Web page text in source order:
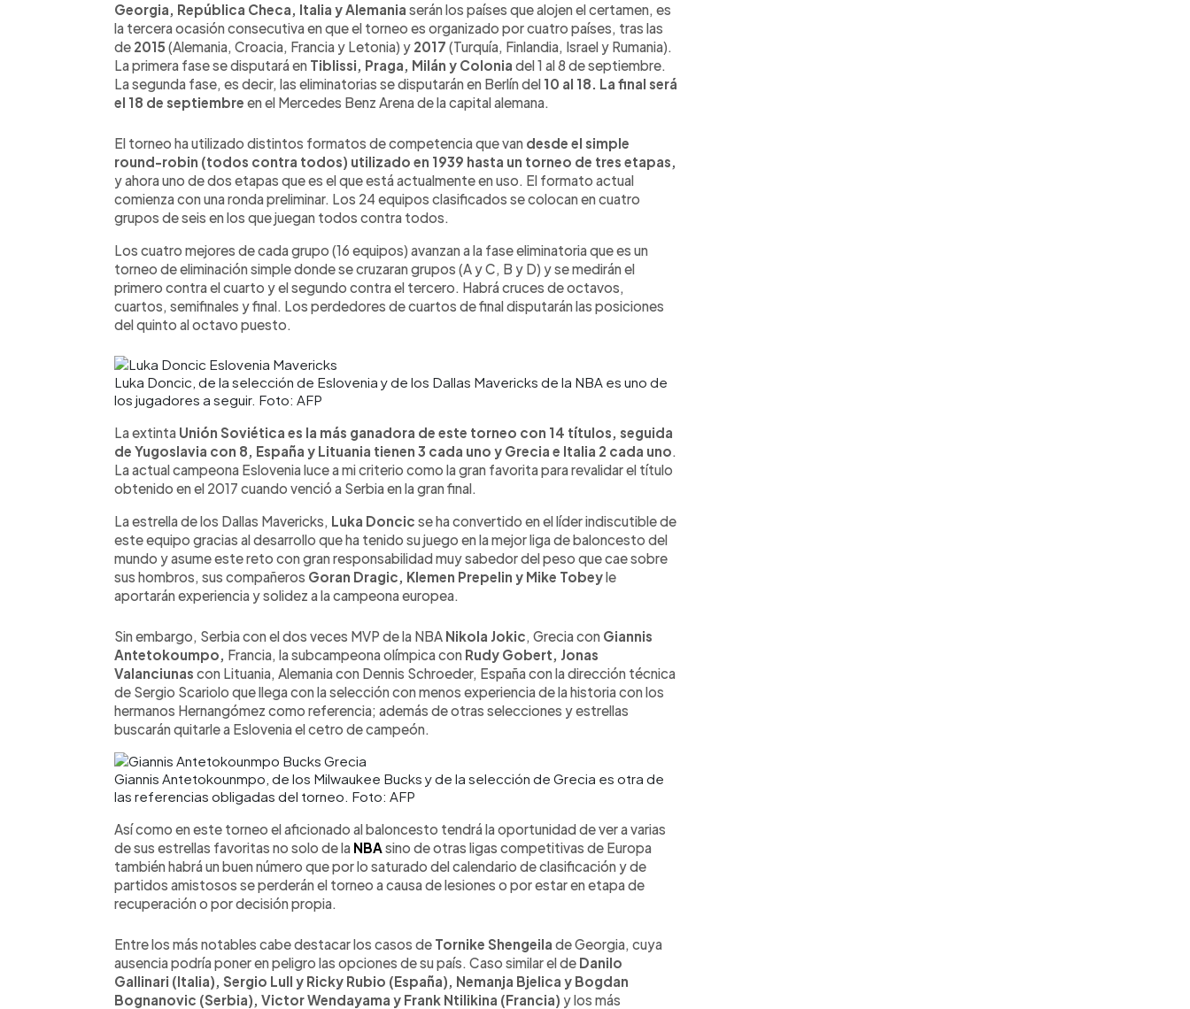
Georgia, República Checa, Italia y Alemania serán los países que alojen el certamen, es
la tercera ocasión consecutiva en que el torneo es organizado por cuatro países, tras las
de 2015 (Alemania, Croacia, Francia y Letonia) y 2017 (Turquía, Finlandia, Israel y Rumania).
La primera fase se disputará en Tiblissi, Praga, Milán y Colonia del 1 al 8 de septiembre.
La segunda fase, es decir, las eliminatorias se disputarán en Berlín del 10 al 18. La final será
el 18 de septiembre en el Mercedes Benz Arena de la capital alemana.
El torneo ha utilizado distintos formatos de competencia que van desde el simple
round-robin (todos contra todos) utilizado en 1939 hasta un torneo de tres etapas,
y ahora uno de dos etapas que es el que está actualmente en uso. El formato actual
comienza con una ronda preliminar. Los 24 equipos clasificados se colocan en cuatro
grupos de seis en los que juegan todos contra todos.
Los cuatro mejores de cada grupo (16 equipos) avanzan a la fase eliminatoria que es un
torneo de eliminación simple donde se cruzaran grupos (A y C, B y D) y se medirán el
primero contra el cuarto y el segundo contra el tercero. Habrá cruces de octavos,
cuartos, semifinales y final. Los perdedores de cuartos de final disputarán las posiciones
del quinto al octavo puesto.
Luka Doncic, de la selección de Eslovenia y de los Dallas Mavericks de la NBA es uno de
los jugadores a seguir. Foto: AFP
La extinta Unión Soviética es la más ganadora de este torneo con 14 títulos, seguida
de Yugoslavia con 8, España y Lituania tienen 3 cada uno y Grecia e Italia 2 cada uno.
La actual campeona Eslovenia luce a mi criterio como la gran favorita para revalidar el título
obtenido en el 2017 cuando venció a Serbia en la gran final.
La estrella de los Dallas Mavericks, Luka Doncic se ha convertido en el líder indiscutible de
este equipo gracias al desarrollo que ha tenido su juego en la mejor liga de baloncesto del
mundo y asume este reto con gran responsabilidad muy sabedor del peso que cae sobre
sus hombros, sus compañeros Goran Dragic, Klemen Prepelin y Mike Tobeyle
aportarán experiencia y solidez a la campeona europea.
Sin embargo, Serbia con el dos veces MVP de la NBA Nikola Jokic, Grecia con Giannis
Antetokoumpo, Francia, la subcampeona olímpica con Rudy Gobert, Jonas
Valanciunas con Lituania, Alemania con Dennis Schroeder, España con la dirección técnica
de Sergio Scariolo que llega con la selección con menos experiencia de la historia con los
hermanos Hernangómez como referencia; además de otras selecciones y estrellas
buscarán quitarle a Eslovenia el cetro de campeón.
Giannis Antetokounmpo, de los Milwaukee Bucks y de la selección de Grecia es otra de
las referencias obligadas del torneo. Foto: AFP
Así como en este torneo el aficionado al baloncesto tendrá la oportunidad de ver a varias
de sus estrellas favoritas no solo de la NBAsino de otras ligas competitivas de Europa
también habrá un buen número que por lo saturado del calendario de clasificación y de
partidos amistosos se perderán el torneo a causa de lesiones o por estar en etapa de
recuperación o por decisión propia.
Entre los más notables cabe destacar los casos de Tornike Shengeila de Georgia, cuya
ausencia podría poner en peligro las opciones de su país. Caso similar el de Danilo
Gallinari (Italia), Sergio Lull y Ricky Rubio (España), Nemanja Bjelica y Bogdan
Bognanovic (Serbia), Victor Wendayama y Frank Ntilikina (Francia) y los más